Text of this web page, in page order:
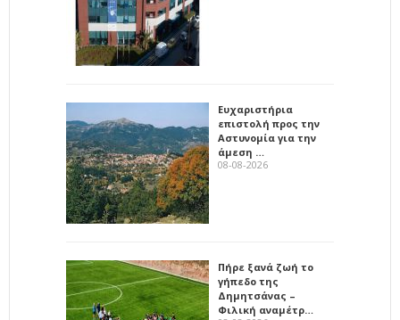
Ευχαριστήρια
επιστολή προς την
Αστυνομία για την
άμεση …
08-08-2026
Πήρε ξανά ζωή το
γήπεδο της
Δημητσάνας –
Φιλική αναμέτρ…